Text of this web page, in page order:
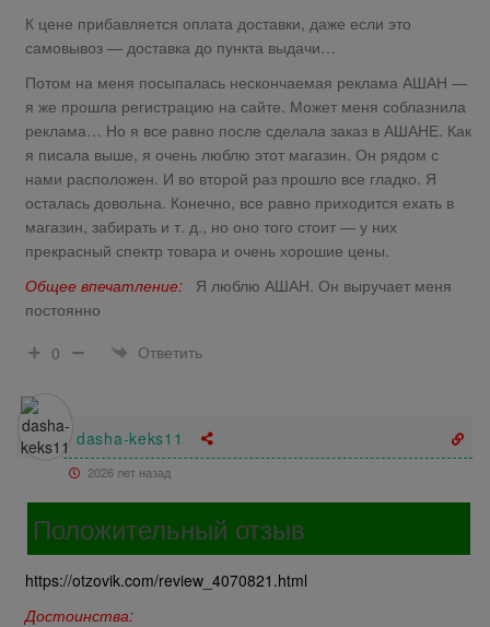
К цене прибавляется оплата доставки, даже если это
самовывоз — доставка до пункта выдачи…
Потом на меня посыпалась нескончаемая реклама АШАН —
я же прошла регистрацию на сайте. Может меня соблазнила
реклама… Но я все равно после сделала заказ в АШАНЕ. Как
я писала выше, я очень люблю этот магазин. Он рядом с
нами расположен. И во второй раз прошло все гладко. Я
осталась довольна. Конечно, все равно приходится ехать в
магазин, забирать и т. д., но оно того стоит — у них
прекрасный спектр товара и очень хорошие цены.
Общее впечатление: Я люблю АШАН. Он выручает меня
постоянно
0
Ответить
dasha-keks11
2026 лет назад
Положительный отзыв
https://otzovik.com/review_4070821.html
Достоинства: